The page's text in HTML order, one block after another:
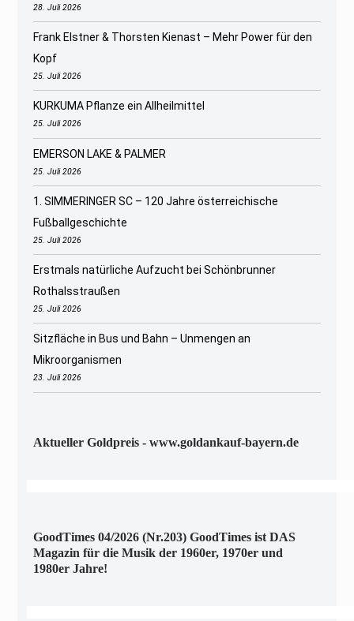
28. Juli 2026
Frank Elstner & Thorsten Kienast – Mehr Power für den
Kopf
25. Juli 2026
KURKUMA Pflanze ein Allheilmittel
25. Juli 2026
EMERSON LAKE & PALMER
25. Juli 2026
1. SIMMERINGER SC – 120 Jahre österreichische
Fußballgeschichte
25. Juli 2026
Erstmals natürliche Aufzucht bei Schönbrunner
Rothalsstraußen
25. Juli 2026
Sitzfläche in Bus und Bahn – Unmengen an
Mikroorganismen
23. Juli 2026
Aktueller Goldpreis - www.goldankauf-bayern.de
GoodTimes 04/2026 (Nr.203) GoodTimes ist DAS
Magazin für die Musik der 1960er, 1970er und
1980er Jahre!